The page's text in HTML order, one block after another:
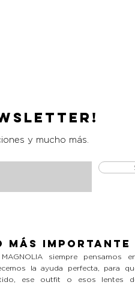
y mucho más.
más
siempre
la ayuda perfecta, para
ese outfit o esos lentes